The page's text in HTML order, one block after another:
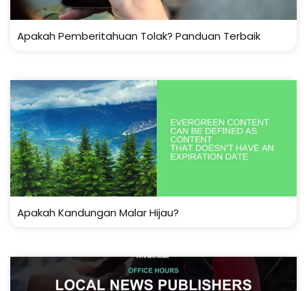
Apakah Pemberitahuan Tolak? Panduan Terbaik
Apakah Kandungan Malar Hijau?